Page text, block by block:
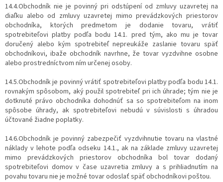
14.4.Obchodník nie je povinný pri odstúpení od zmluvy uzavretej na
diaľku alebo od zmluvy uzavretej mimo prevádzkových priestorov
obchodníka, ktorých predmetom je dodanie tovaru, vrátiť
spotrebiteľovi platby podľa bodu 14.1. pred tým, ako mu je tovar
doručený alebo kým spotrebiteľ nepreukáže zaslanie tovaru späť
obchodníkovi, ibaže obchodník navrhne, že tovar vyzdvihne osobne
alebo prostredníctvom ním určenej osoby.
14.5.Obchodník je povinný vrátiť spotrebiteľovi platby podľa bodu 14.1.
rovnakým spôsobom, aký použil spotrebiteľ pri ich úhrade; tým nie je
dotknuté právo obchodníka dohodnúť sa so spotrebiteľom na inom
spôsobe úhrady, ak spotrebiteľovi nebudú v súvislosti s úhradou
účtované žiadne poplatky.
14.6.Obchodník je povinný zabezpečiť vyzdvihnutie tovaru na vlastné
náklady v lehote podľa odseku 14.1., ak na základe zmluvy uzavretej
mimo prevádzkových priestorov obchodníka bol tovar dodaný
spotrebiteľovi domov v čase uzavretia zmluvy a s prihliadnutím na
povahu tovaru nie je možné tovar odoslať späť obchodníkovi poštou.